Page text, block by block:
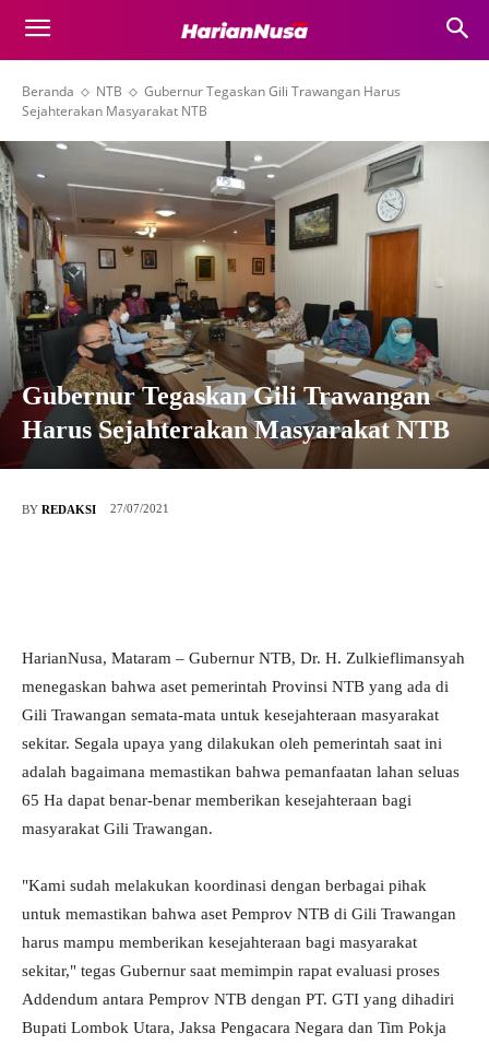
Beranda NTB
Gubernur Tegaskan Gili Trawangan Harus
Sejahterakan Masyarakat NTB
Gubernur Tegaskan Gili Trawangan
Harus Sejahterakan Masyarakat NTB
BY REDAKSI 27/07/2021
HarianNusa, Mataram – Gubernur NTB, Dr. H. Zulkieflimansyah
menegaskan bahwa aset pemerintah Provinsi NTB yang ada di
Gili Trawangan semata-mata untuk kesejahteraan masyarakat
sekitar. Segala upaya yang dilakukan oleh pemerintah saat ini
adalah bagaimana memastikan bahwa pemanfaatan lahan seluas
65 Ha dapat benar-benar memberikan kesejahteraan bagi
masyarakat Gili Trawangan.
"Kami sudah melakukan koordinasi dengan berbagai pihak
untuk memastikan bahwa aset Pemprov NTB di Gili Trawangan
harus mampu memberikan kesejahteraan bagi masyarakat
sekitar," tegas Gubernur saat memimpin rapat evaluasi proses
Addendum antara Pemprov NTB dengan PT. GTI yang dihadiri
Bupati Lombok Utara, Jaksa Pengacara Negara dan Tim Pokja